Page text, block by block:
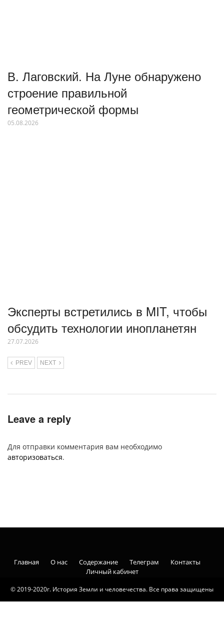
В. Лаговский. На Луне обнаружено
строение правильной
геометрической формы
05.08.2026
Эксперты встретились в MIT, чтобы
обсудить технологии инопланетян
27.07.2026
PREV NEXT
Leave a reply
Для отправки комментария вам необходимо
авторизоваться.
© 2019-2020г. История Земли и человечества. Все права защищены
Главная О нас Содержание Телеграм
Контакты
Личный кабинет